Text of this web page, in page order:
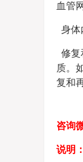
血管
身体
修复
质。
复和
咨询
说明